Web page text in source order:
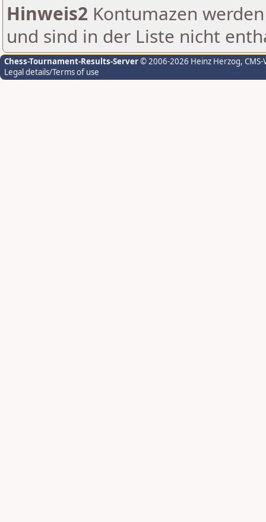
Hinweis2 Kontumazen
und sind in der Liste nicht
Chess-Tournament-Results-Server© 2006-2026 Heinz Herzog,
Legal details/Terms of use